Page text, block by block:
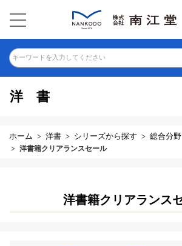
キーワードを入力してください
洋書
ホーム 洋書 シリーズから探す 総合分野
洋書籍クリアランスセール
洋書籍クリアランス